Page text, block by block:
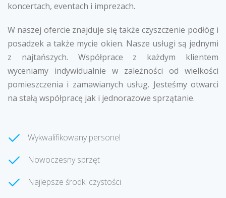
koncertach, eventach i imprezach.
W naszej ofercie znajduje się także czyszczenie podłóg i
posadzek a także mycie okien. Nasze usługi są jednymi
z najtańszych. Współprace z każdym klientem
wyceniamy indywidualnie w zależności od wielkości
pomieszczenia i zamawianych usług. Jesteśmy otwarci
na stałą współpracę jak i jednorazowe sprzątanie.
Wykwalifikowany personel
Nowoczesny sprzęt
Najlepsze środki czystości